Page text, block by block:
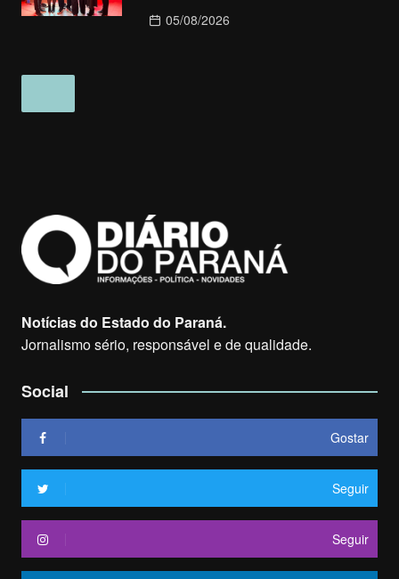
05/08/2026
Notícias do Estado do Paraná.
Jornalismo sério, responsável e de qualidade.
Social
Gostar
Seguir
Seguir